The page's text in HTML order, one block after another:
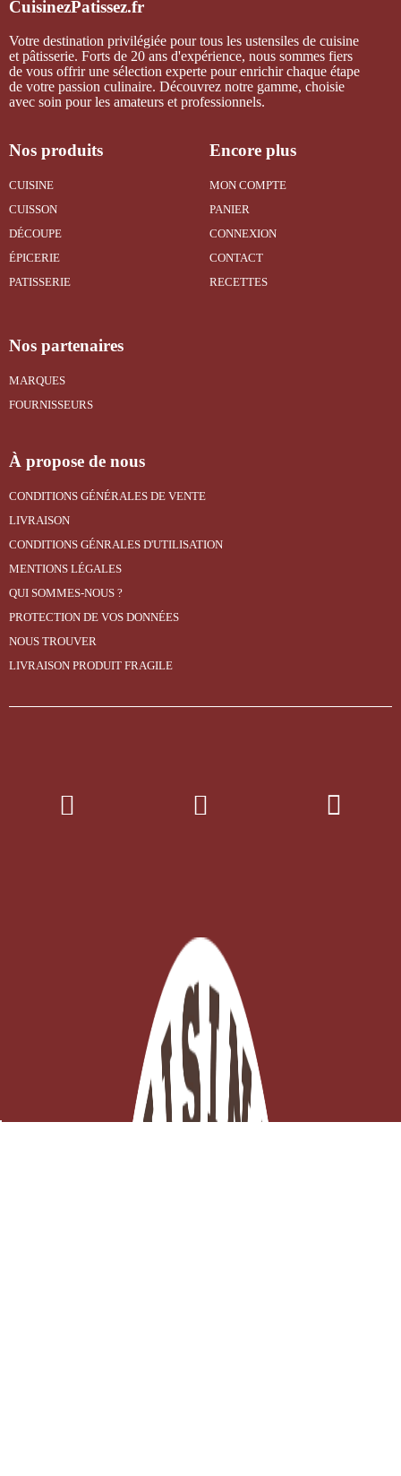
CuisinezPatissez.fr
Votre destination privilégiée pour tous les ustensiles de cuisine
et pâtisserie. Forts de 20 ans d'expérience, nous sommes fiers
de vous offrir une sélection experte pour enrichir chaque étape
de votre passion culinaire. Découvrez notre gamme, choisie
avec soin pour les amateurs et professionnels.
Nos produits
CUISINE
CUISSON
DÉCOUPE
ÉPICERIE
PATISSERIE
Encore plus
MON COMPTE
PANIER
CONNEXION
CONTACT
RECETTES
Nos partenaires
MARQUES
FOURNISSEURS
À propose de nous
CONDITIONS GÉNÉRALES DE VENTE
LIVRAISON
CONDITIONS GÉNRALES D'UTILISATION
MENTIONS LÉGALES
QUI SOMMES-NOUS ?
PROTECTION DE VOS DONNÉES
NOUS TROUVER
LIVRAISON PRODUIT FRAGILE